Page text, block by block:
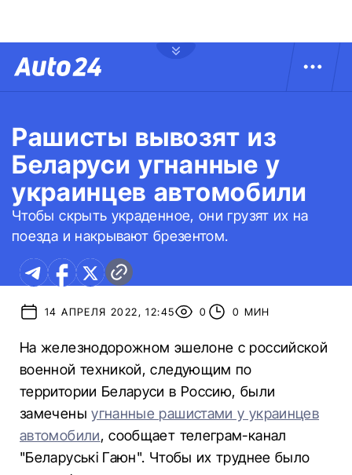
Рашисты вывозят из
Беларуси угнанные у
украинцев автомобили
Чтобы скрыть украденное, они грузят их на
поезда и накрывают брезентом.
14 АПРЕЛЯ 2022, 12:45 0 0 МИН
На железнодорожном эшелоне с российской
военной техникой, следующим по
территории Беларуси в Россию, были
замеченыугнанные рашистами у украинцев
автомобили, сообщает телеграм-канал
"Беларуські Гаюн". Чтобы их труднее было